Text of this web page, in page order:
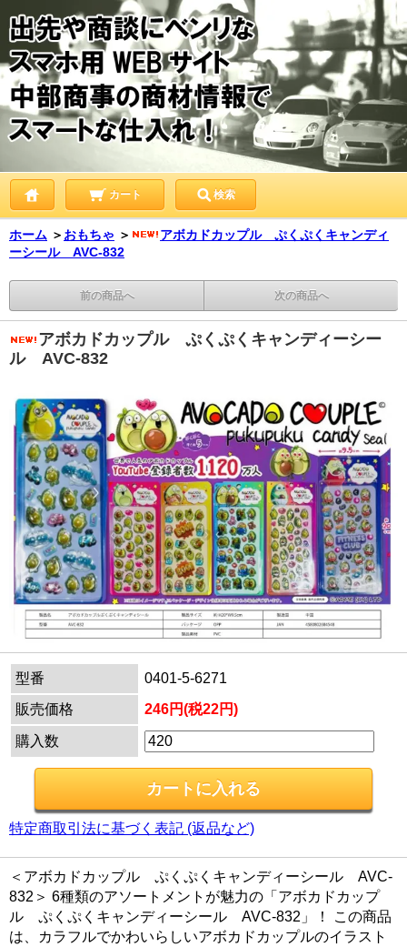
カート 検索
ホーム ＞ おもちゃ ＞
アボカドカップル ぷくぷくキャンディ
ーシール AVC-832
前の商品へ 次の商品へ
アボカドカップル ぷくぷくキャンディーシー
ル AVC-832
型番
0401-5-6271
販売価格
246円(税22円)
購入数
特定商取引法に基づく表記 (返品など)
＜アボカドカップル ぷくぷくキャンディーシール AVC-
832＞ 6種類のアソートメントが魅力の「アボカドカップ
ル ぷくぷくキャンディーシール AVC-832」！ この商品
は、カラフルでかわいらしいアボカドカップルのイラスト